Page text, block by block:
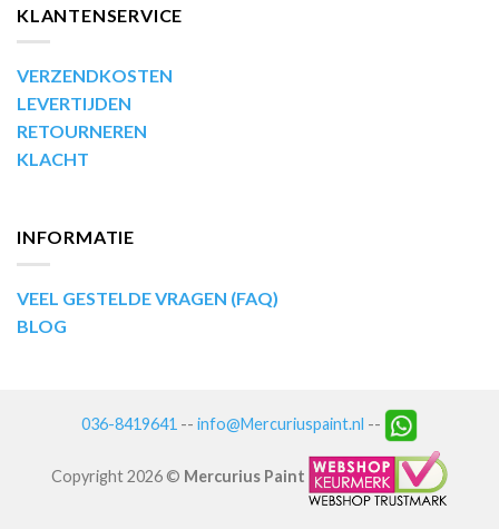
KLANTENSERVICE
VERZENDKOSTEN
LEVERTIJDEN
RETOURNEREN
KLACHT
INFORMATIE
VEEL GESTELDE VRAGEN (FAQ)
BLOG
036-8419641 -- info@Mercuriuspaint.nl --
Copyright 2026 © Mercurius Paint